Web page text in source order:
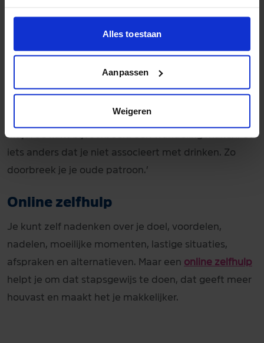
Alles toestaan
Aanpassen
Weigeren
te lezen of te delen? Op hetForum
anderen hun startmoment aanpakken.
vertelt ze. ‘Net als iets anders gaan doen dan
normaal. Of op een ander moment afspreken dan
altijd. Je kunt bijvoorbeeld een wandeling maken. Of
iets anders dat je niet associeert met drinken. Zo
doorbreek je je oude patroon.’
Online zelfhulp
Je kunt zelf nadenken over je doel, voordelen,
nadelen, moeilijke momenten, lastige situaties,
afspraken en alternatieven. Maar een online zelfhulp
helpt je om dat stapsgewijs te doen, dat geeft meer
houvast en maakt het je makkelijker.